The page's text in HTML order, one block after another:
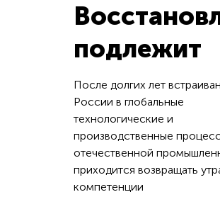
подлежит
После долгих лет
России в глобальные
технологические и
производственные
отечественной
приходится возвращать
компетенции